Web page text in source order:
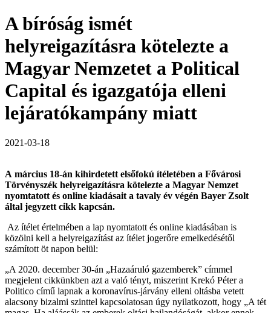
A bíróság ismét
helyreigazításra kötelezte a
Magyar Nemzetet a Political
Capital és igazgatója elleni
lejáratókampány miatt
2021-03-18
A március 18-án kihirdetett elsőfokú ítéletében a Fővárosi
Törvényszék helyreigazításra kötelezte a Magyar Nemzet
nyomtatott és online kiadásait a tavaly év végén Bayer Zsolt
által jegyzett cikk kapcsán.
Az ítélet értelmében a lap nyomtatott és online kiadásában is
közölni kell a helyreigazítást az ítélet jogerőre emelkedésétől
számított öt napon belül:
„A 2020. december 30-án „Hazaáruló gazemberek” címmel
megjelent cikkünkben azt a való tényt, miszerint Krekó Péter a
Politico című lapnak a koronavírus-járvány elleni oltásba vetett
alacsony bizalmi szinttel kapcsolatosan úgy nyilatkozott, hogy „A tét